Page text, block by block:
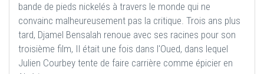
bande de pieds nickelés à travers le monde qui ne
convainc malheureusement pas la critique. Trois ans plus
tard, Djamel Bensalah renoue avec ses racines pour son
troisième film, Il était une fois dans l'Oued, dans lequel
Julien Courbey tente de faire carrière comme épicier en